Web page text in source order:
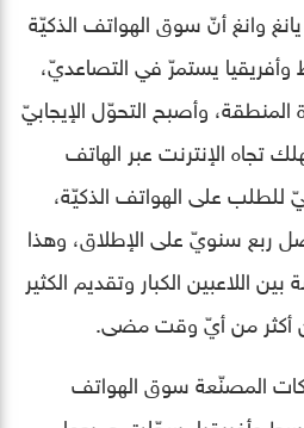
وانغ أنّ سوق الهواتف الذكيّة
يستمرّ في التصاعديّ،
وأصبح التحوّل الإيجابيّ
تجاه الإنترنت عبر الهاتف
للطلب على الهواتف الذكيّة،
ربع سنويّ على الإطلاق، وهذا
اللاعبين الكبار وتقديم الكثير
أكثر من أيّ وقت مضى.
المصنّعة سوق الهواتف